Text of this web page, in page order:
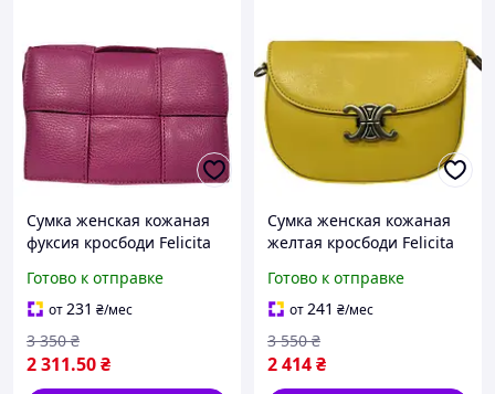
Сумка женская кожаная
фуксия кросбоди Felicita
Готово к отправке
от231 ₴/мес
2 311.50₴
3 350 ₴
Сумка женская кожаная
желтая кросбоди Felicita
Готово к отправке
от241 ₴/мес
2 414₴
3 550 ₴